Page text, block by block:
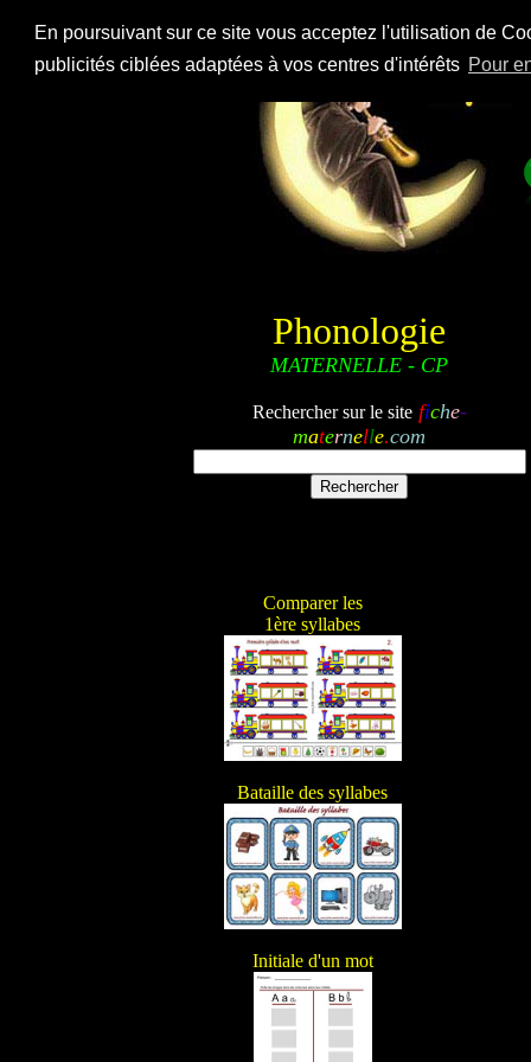
En poursuivant sur ce site vous acceptez l'utilisation de
publicités ciblées adaptées à vos centres d'intérêts Pour
Phonologie
MATERNELLE - CP
Rechercher sur le site fiche-
maternelle.com
Comparer les
1ère syllabes
Bataille des syllabes
Initiale d'un mot